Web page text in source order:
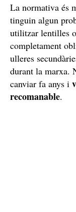
La normativa és
tinguin algun
utilitzar lentilles
completament
ulleres
durant la marxa.
canviar fa anys i
recomanable.